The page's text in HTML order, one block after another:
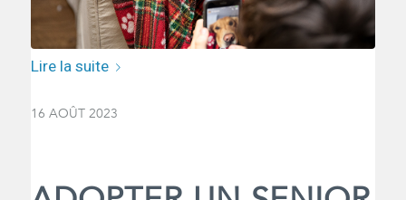
Lire la suite
16 AOÛT 2023